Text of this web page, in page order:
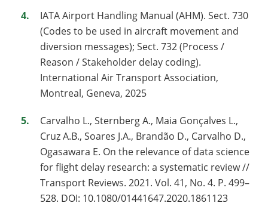
IATA Airport Handling Manual (AHM). Sect. 730
(Codes to be used in aircraft movement and
diversion messages); Sect. 732 (Process /
Reason / Stakeholder delay coding).
International Air Transport Association,
Montreal, Geneva, 2025
Carvalho L., Sternberg A., Maia Gonçalves L.,
Cruz A.B., Soares J.A., Brandão D., Carvalho D.,
Ogasawara E. On the relevance of data science
for flight delay research: a systematic review //
Transport Reviews. 2021. Vol. 41, No. 4. P. 499–
528. DOI: 10.1080/01441647.2020.1861123